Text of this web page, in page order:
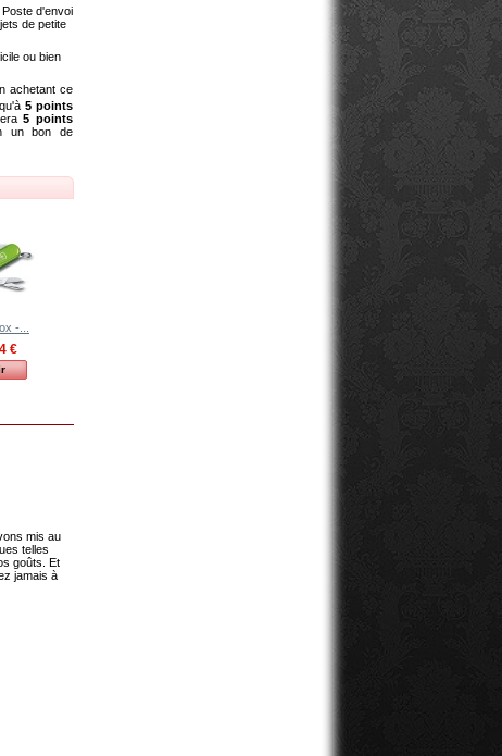
Poste d'envoi
de petite
ou bien
achetant ce
5 points
5 points
un bon de
-...
€
Victorinox -...
26,62 €
Victorinox -...
mis au
telles
goûts. Et
jamais à